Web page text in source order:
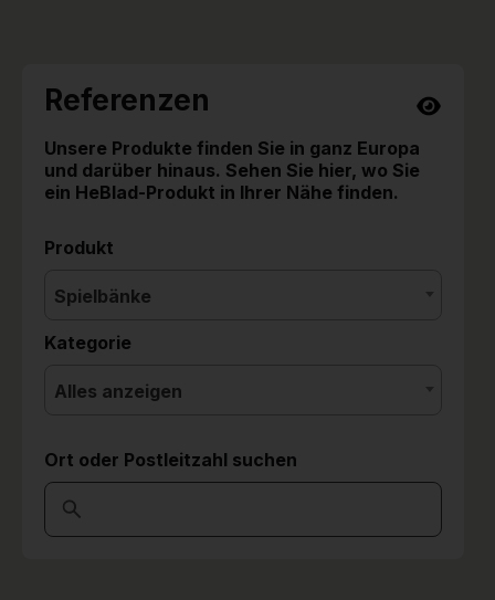
Referenzen
Unsere Produkte finden Sie in ganz Europa
und darüber hinaus. Sehen Sie hier, wo Sie
ein HeBlad-Produkt in Ihrer Nähe finden.
Produkt
Spielbänke
Kategorie
Alles anzeigen
Ort oder Postleitzahl suchen